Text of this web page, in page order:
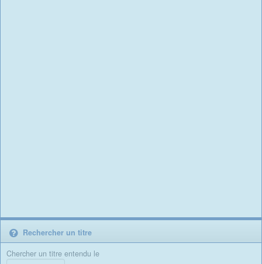
Rechercher un titre
Chercher un titre entendu le